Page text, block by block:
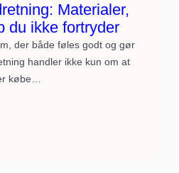
Materialer,
du ikke fortryder
der både føles godt og gør
handler ikke kun om at
købe…